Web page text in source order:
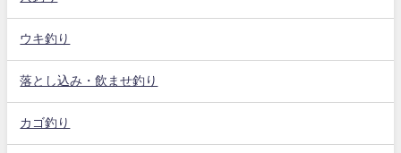
ウキ釣り
落とし込み・飲ませ釣り
カゴ釣り